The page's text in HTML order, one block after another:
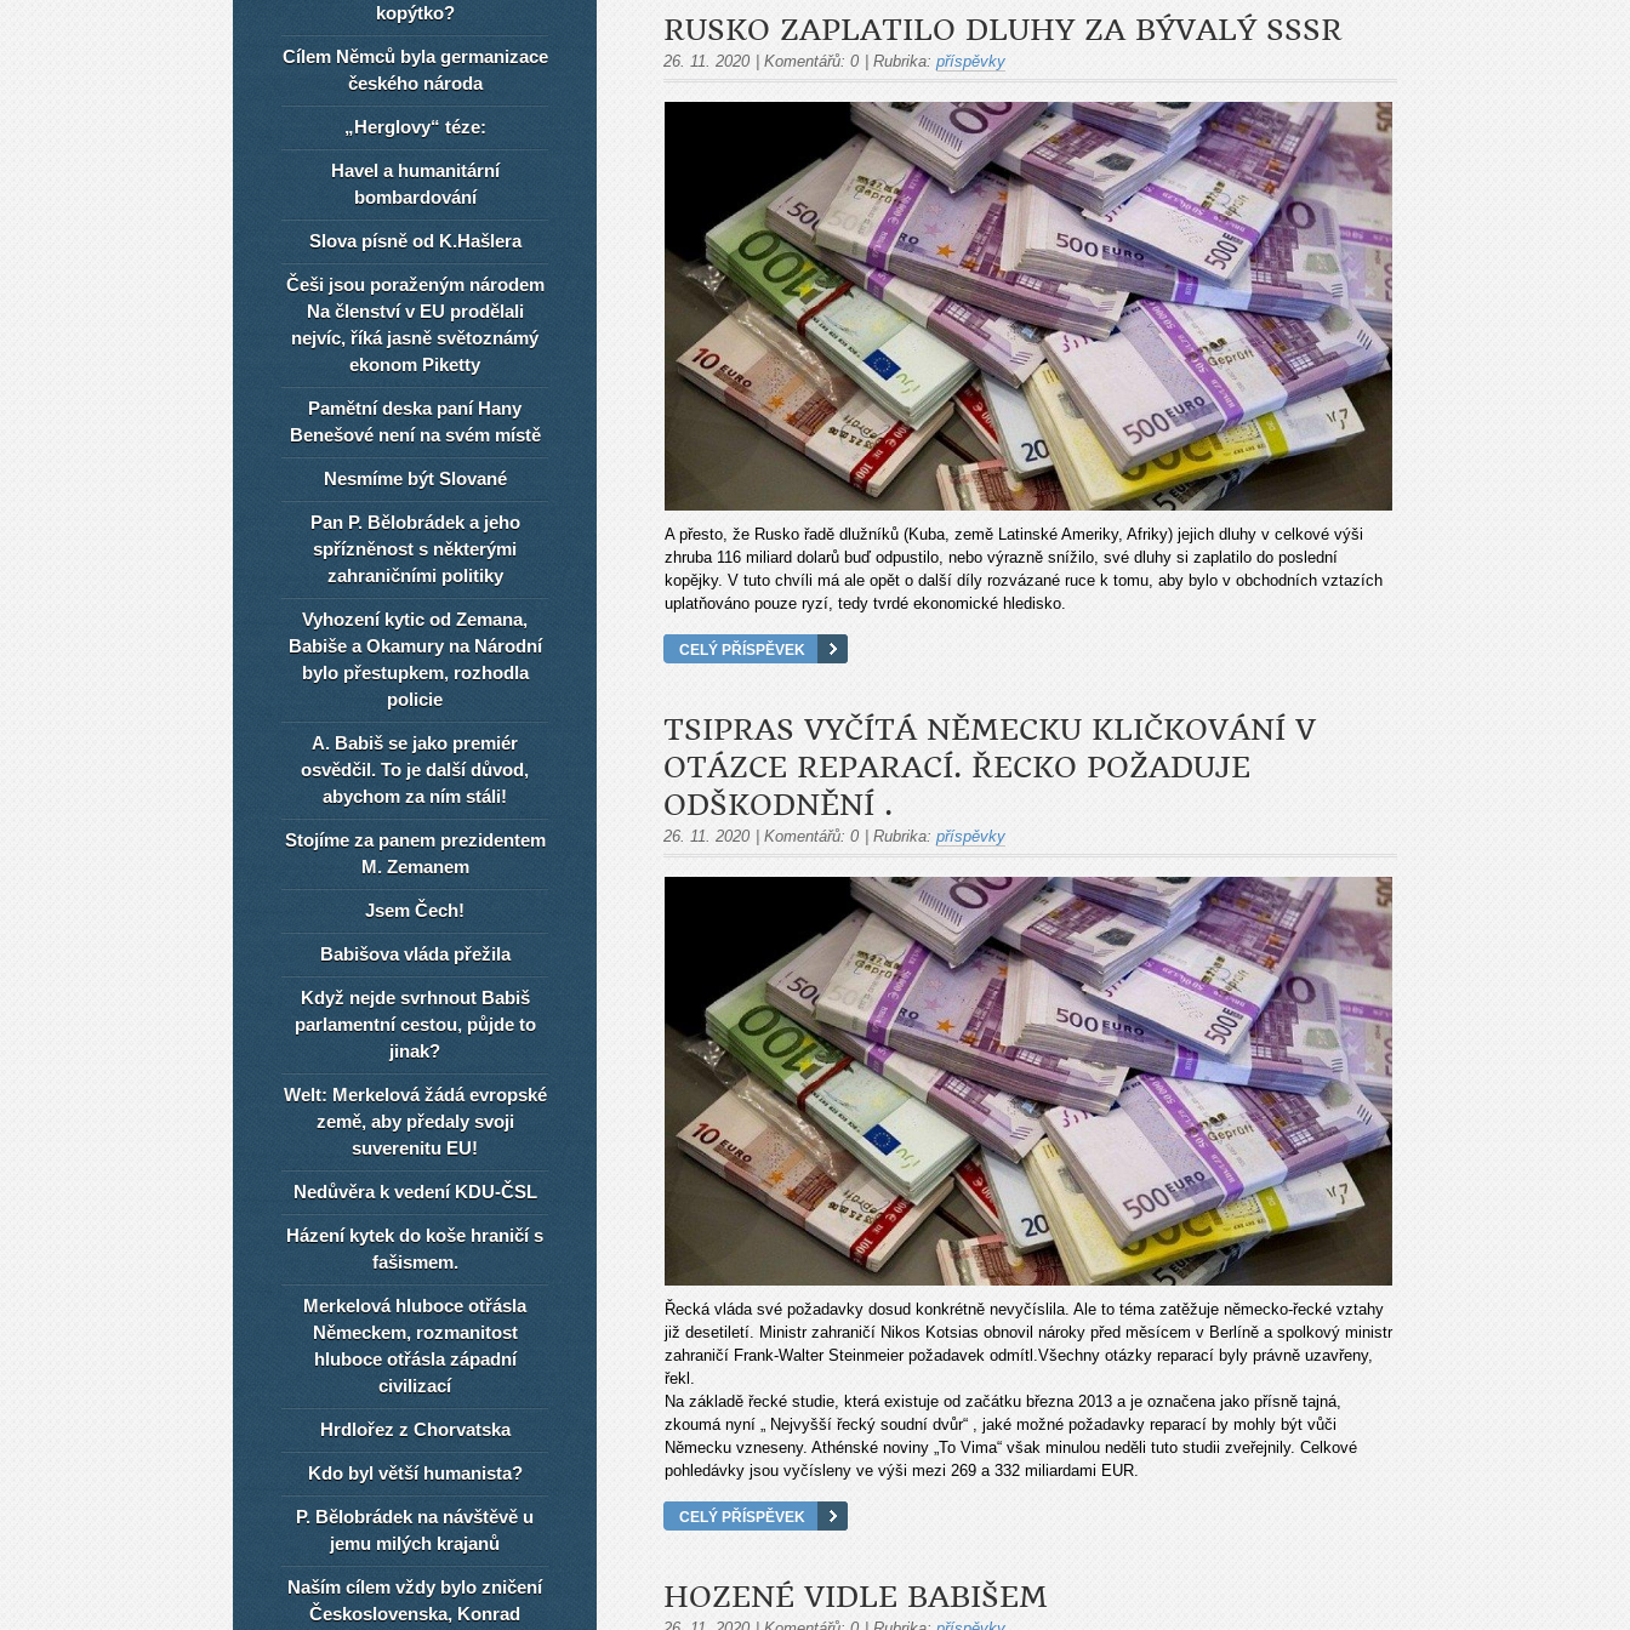
RUSKO ZAPLATILO DLUHY ZA BÝVALÝ SSSR
26. 11. 2020 Komentářů: 0 Rubrika: příspěvky
A přesto, že Rusko řadě dlužníků (Kuba, země Latinské Ameriky, Afriky) jejich dluhy v celkové výši
zhruba 116 miliard dolarů buď odpustilo, nebo výrazně snížilo, své dluhy si zaplatilo do poslední
kopějky. V tuto chvíli má ale opět o další díly rozvázané ruce k tomu, aby bylo v obchodních vztazích
uplatňováno pouze ryzí, tedy tvrdé ekonomické hledisko.
CELÝ PŘÍSPĚVEK
TSIPRAS VYČÍTÁ NĚMECKU KLIČKOVÁNÍ V
OTÁZCE REPARACÍ. ŘECKO POŽADUJE
ODŠKODNĚNÍ .
26. 11. 2020 Komentářů: 0 Rubrika: příspěvky
Řecká vláda své požadavky dosud konkrétně nevyčíslila. Ale to téma zatěžuje německo-řecké vztahy
již desetiletí. Ministr zahraničí Nikos Kotsias obnovil nároky před měsícem v Berlíně a spolkový ministr
zahraničí Frank-Walter Steinmeier požadavek odmítl.Všechny otázky reparací byly právně uzavřeny,
řekl.
Na základě řecké studie, která existuje od začátku března 2013 a je označena jako přísně tajná,
zkoumá nyní „ Nejvyšší řecký soudní dvůr“ , jaké možné požadavky reparací by mohly být vůči
Německu vzneseny. Athénské noviny „To Vima“ však minulou neděli tuto studii zveřejnily. Celkové
pohledávky jsou vyčísleny ve výši mezi 269 a 332 miliardami EUR.
CELÝ PŘÍSPĚVEK
HOZENÉ VIDLE BABIŠEM
kopýtko?
Cílem Němců byla germanizace
českého národa
„Herglovy“ téze:
Havel a humanitární
bombardování
Slova písně od K.Hašlera
Češi jsou poraženým národem
Na členství v EU prodělali
nejvíc, říká jasně světoznámý
ekonom Piketty
Pamětní deska paní Hany
Benešové není na svém místě
Nesmíme být Slované
Pan P. Bělobrádek a jeho
spřízněnost s některými
zahraničními politiky
Vyhození kytic od Zemana,
Babiše a Okamury na Národní
bylo přestupkem, rozhodla
policie
A. Babiš se jako premiér
osvědčil. To je další důvod,
abychom za ním stáli!
Stojíme za panem prezidentem
M. Zemanem
Jsem Čech!
Babišova vláda přežila
Když nejde svrhnout Babiš
parlamentní cestou, půjde to
jinak?
Welt: Merkelová žádá evropské
země, aby předaly svoji
suverenitu EU!
Nedůvěra k vedení KDU-ČSL
Házení kytek do koše hraničí s
fašismem.
Merkelová hluboce otřásla
Německem, rozmanitost
hluboce otřásla západní
civilizací
Hrdlořez z Chorvatska
Kdo byl větší humanista?
P. Bělobrádek na návštěvě u
jemu milých krajanů
Naším cílem vždy bylo zničení
Československa, Konrad